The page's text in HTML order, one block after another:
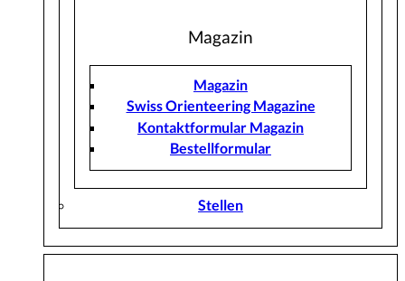
Magazin
Magazin
Swiss Orienteering Magazine
Kontaktformular Magazin
Bestellformular
Stellen